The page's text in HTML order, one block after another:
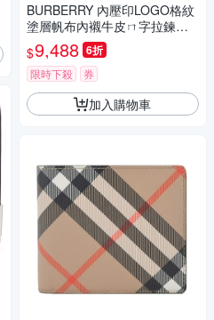
BURBERRY 內壓印LOGO格紋
塗層帆布內襯牛皮ㄇ字拉鍊零
錢短夾(米x黑)
$9,488 6折
限時下殺 券
加入購物車